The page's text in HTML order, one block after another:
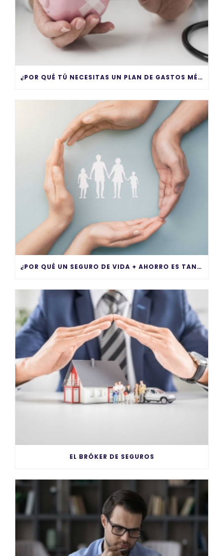
¿POR QUÉ TÚ NECESITAS UN PLAN DE GASTOS MÉDICOS MAYORES?
¿POR QUÉ UN SEGURO DE VIDA + AHORRO ES TAN IMPORTANTE?
EL BRÓKER DE SEGUROS